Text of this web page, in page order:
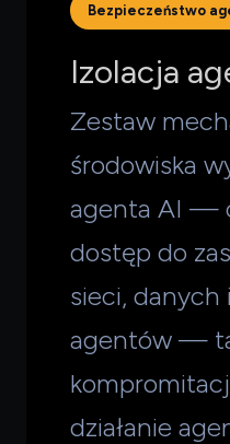
Bezpieczeństwo
Izolacja
Zestaw
środowiska
agenta AI —
dostęp do
sieci, danych
agentów —
działanie